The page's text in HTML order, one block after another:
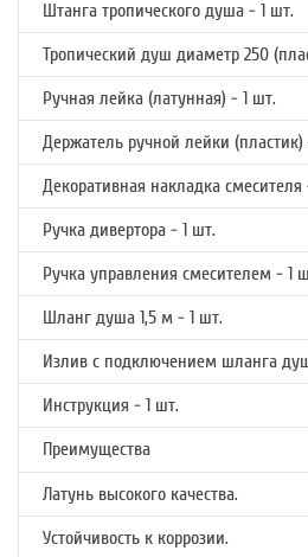
Штанга тропического душа - 1 шт.
Тропический душ диаметр 250
Ручная лейка (латунная) - 1 шт.
Держатель ручной лейки (пластик)
Декоративная накладка смесителя
Ручка дивертора - 1 шт.
Ручка управления смесителем - 1
Шланг душа 1,5 м - 1 шт.
Излив с подключением шланга
Инструкция - 1 шт.
Преимущества
Латунь высокого качества.
Устойчивость к коррозии.